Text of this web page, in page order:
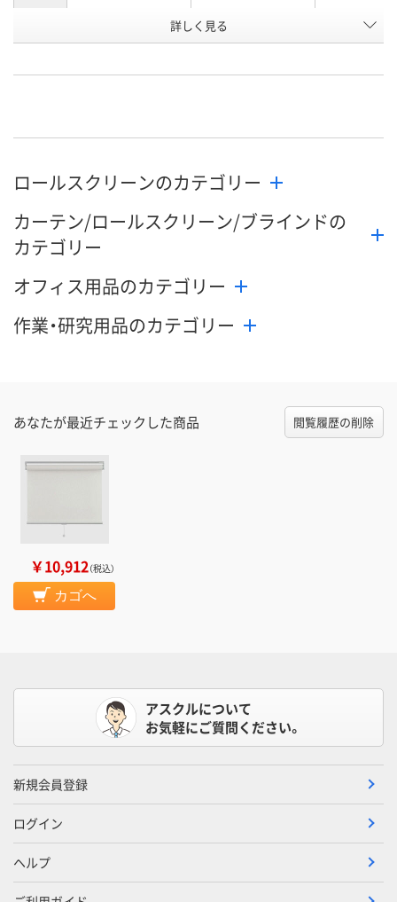
H611022 H611023
カゴへ カゴへ
詳しく見る
ロールスクリーンのカテゴリー
カーテン/ロールスクリーン/ブラインドの
カテゴリー
オフィス用品のカテゴリー
作業・研究用品のカテゴリー
あなたが最近チェックした商品 閲覧履歴の削除
￥10,912（税込）
カゴへ
アスクルについて
お気軽にご質問ください。
新規会員登録
ログイン
ヘルプ